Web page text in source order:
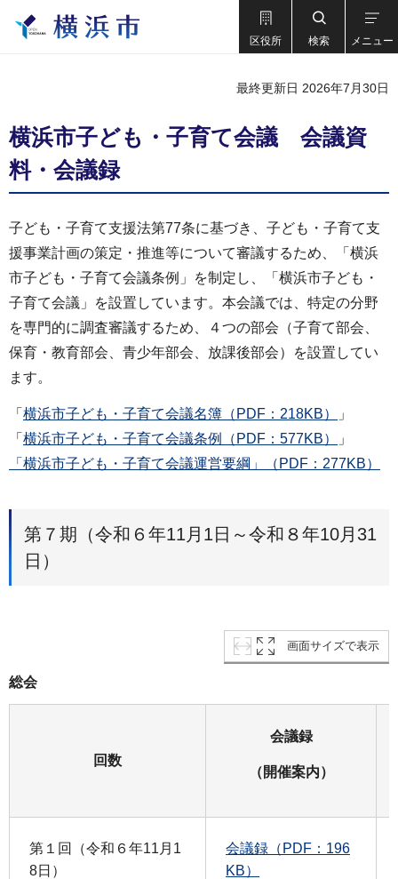
区役所 検索 メニュー
最終更新日 2026年7月30日
横浜市子ども・子育て会議 会議資
料・会議録
子ども・子育て支援法第77条に基づき、子ども・子育て支
援事業計画の策定・推進等について審議するため、「横浜
市子ども・子育て会議条例」を制定し、「横浜市子ども・
子育て会議」を設置しています。本会議では、特定の分野
を専門的に調査審議するため、４つの部会（子育て部会、
保育・教育部会、青少年部会、放課後部会）を設置してい
ます。
「 横浜市子ども・子育て会議名簿（PDF：218KB）
」
「 横浜市子ども・子育て会議条例（PDF：577KB）
」
「横浜市子ども・子育て会議運営要綱」（PDF：277KB）
第７期（令和６年11月1日～令和８年10月31
日）
画面サイズで表示
総会
回数
会議録
（開催案内）
第１回（令和６年11月1
8日）
会議録（PDF：196
KB）